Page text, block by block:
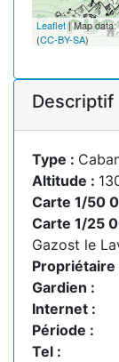
Leaflet| Map
(CC-BY-SA)
Descriptif
Type :
Altitude :
Carte 1/50
Carte 1/25
Gazost le
Propriétaire
Gardien :
Internet :
Période :
Tel :